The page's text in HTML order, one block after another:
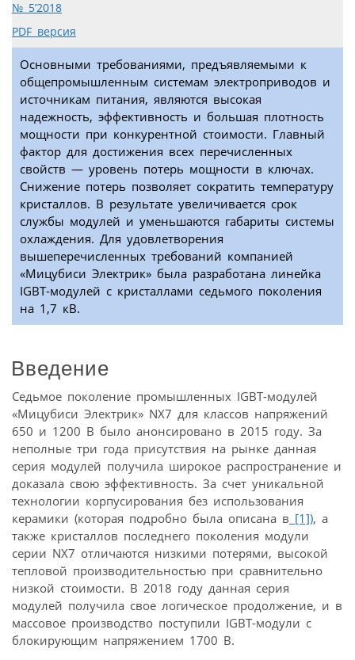
№ 5’2018
PDF версия
Основными требованиями, предъявляемыми к
общепромышленным системам электроприводов и
источникам питания, являются высокая
надежность, эффективность и большая плотность
мощности при конкурентной стоимости. Главный
фактор для достижения всех перечисленных
свойств — уровень потерь мощности в ключах.
Снижение потерь позволяет сократить температуру
кристаллов. В результате увеличивается срок
службы модулей и уменьшаются габариты системы
охлаждения. Для удовлетворения
вышеперечисленных требований компанией
«Мицубиси Электрик» была разработана линейка
IGBT-модулей с кристаллами седьмого поколения
на 1,7 кВ.
Введение
Седьмое поколение промышленных IGBT-модулей
«Мицубиси Электрик» NX7 для классов напряжений
650 и 1200 В было анонсировано в 2015 году. За
неполные три года присутствия на рынке данная
серия модулей получила широкое распространение и
доказала свою эффективность. За счет уникальной
технологии корпусирования без использования
керамики (которая подробно была описана в [1]), а
также кристаллов последнего поколения модули
серии NX7 отличаются низкими потерями, высокой
тепловой производительностью при сравнительно
низкой стоимости. В 2018 году данная серия
модулей получила свое логическое продолжение, и в
массовое производство поступили IGBT-модули с
блокирующим напряжением 1700 В.